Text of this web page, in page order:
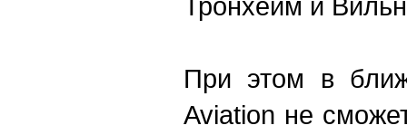
При этом в
Aviation не